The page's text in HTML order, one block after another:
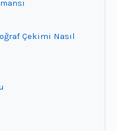
Çekimi Nasıl